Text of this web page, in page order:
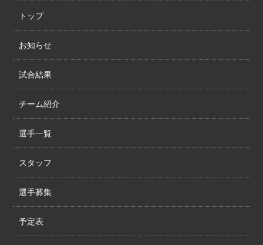
トップ
お知らせ
試合結果
チーム紹介
選手一覧
スタッフ
選手募集
予定表